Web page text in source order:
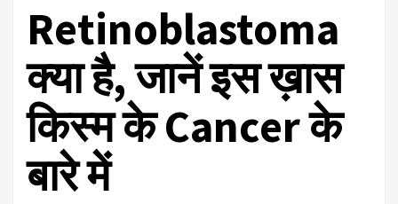
Retinoblastoma
क्या है, जानें इस ख़ास
किस्म के Cancer के
बारे में